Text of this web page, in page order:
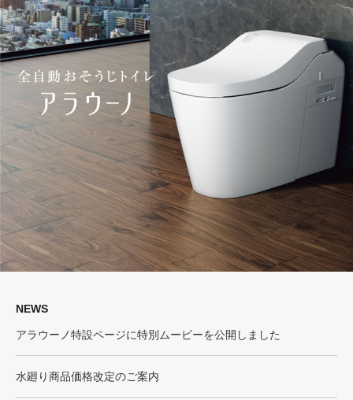
NEWS
アラウーノ特設ページに特別ムービーを公開しました
水廻り商品価格改定のご案内